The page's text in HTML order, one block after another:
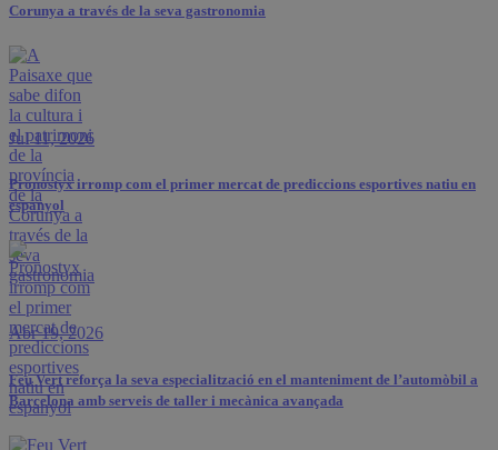
Corunya a través de la seva gastronomia
Jul 11, 2026
Pronostyx irromp com el primer mercat de prediccions esportives natiu en
espanyol
Abr 19, 2026
Feu Vert reforça la seva especialització en el manteniment de l’automòbil a
Barcelona amb serveis de taller i mecànica avançada